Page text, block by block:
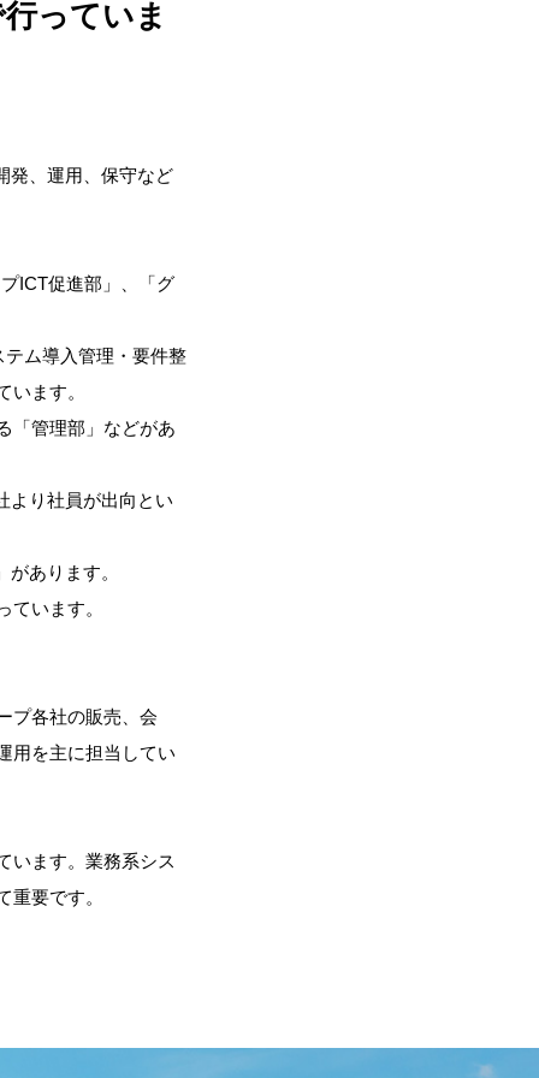
っていま
発、運用、保守など
ICT促進部」、「グ
ム導入管理・要件整
ます。
「管理部」などがあ
より社員が出向とい
あります。
います。
プ各社の販売、会
用を主に担当してい
います。業務系シス
要です。